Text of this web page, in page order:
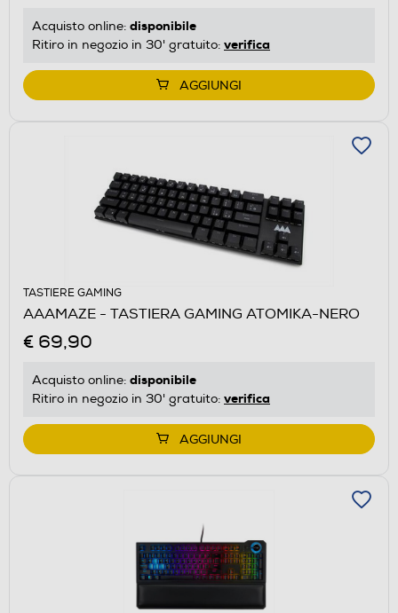
Acquisto online: disponibile
Ritiro in negozio in 30' gratuito: verifica
AGGIUNGI
TASTIERE GAMING
AAAMAZE - TASTIERA GAMING ATOMIKA-NERO
€ 69,90
Acquisto online: disponibile
Ritiro in negozio in 30' gratuito: verifica
AGGIUNGI